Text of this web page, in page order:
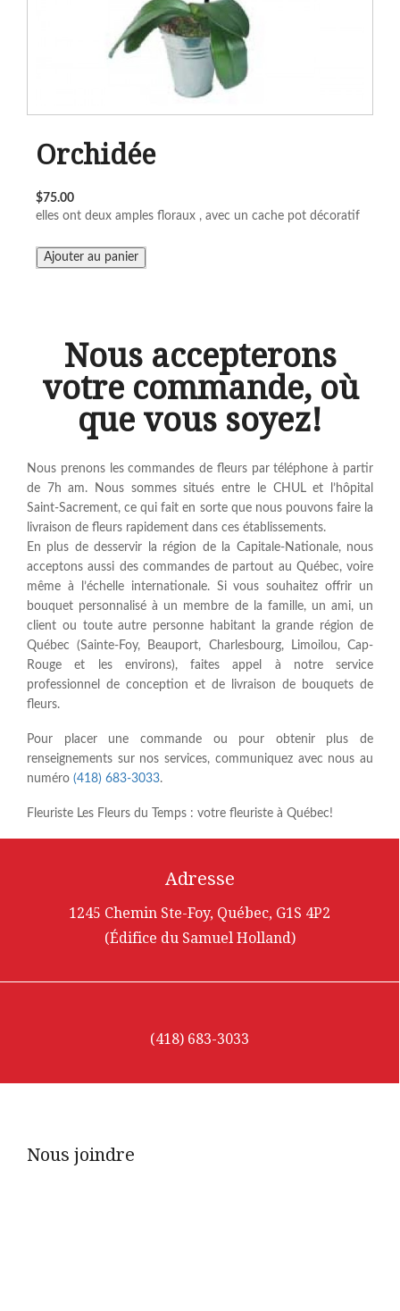
Orchidée
$75.00
elles ont deux amples floraux , avec un cache pot décoratif
Nous accepterons
votre commande, où
que vous soyez!
Nous prenons les commandes de fleurs par téléphone à partir
de 7h am. Nous sommes situés entre le CHUL et l’hôpital
Saint-Sacrement, ce qui fait en sorte que nous pouvons faire la
livraison de fleurs rapidement dans ces établissements.
En plus de desservir la région de la Capitale-Nationale, nous
acceptons aussi des commandes de partout au Québec, voire
même à l’échelle internationale. Si vous souhaitez offrir un
bouquet personnalisé à un membre de la famille, un ami, un
client ou toute autre personne habitant la grande région de
Québec (Sainte-Foy, Beauport, Charlesbourg, Limoilou, Cap-
Rouge et les environs), faites appel à notre service
professionnel de conception et de livraison de bouquets de
fleurs.
Pour placer une commande ou pour obtenir plus de
renseignements sur nos services, communiquez avec nous au
numéro (418) 683-3033.
Fleuriste Les Fleurs du Temps : votre fleuriste à Québec!
Adresse
1245 Chemin Ste-Foy, Québec, G1S 4P2
(Édifice du Samuel Holland)
(418) 683-3033
Nous joindre